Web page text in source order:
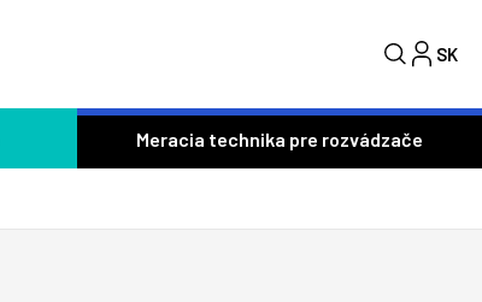
SK
Meracia technika pre rozvádzače